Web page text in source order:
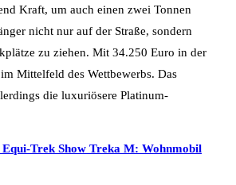
Kraft, um auch einen zwei Tonnen
nicht nur auf der Straße, sondern
zu ziehen. Mit 34.250 Euro in der
Mittelfeld des Wettbewerbs. Das
die luxuriösere Platinum-
Equi-Trek Show Treka M: Wohnmobil